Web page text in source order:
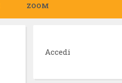
ZOOM
Accedi